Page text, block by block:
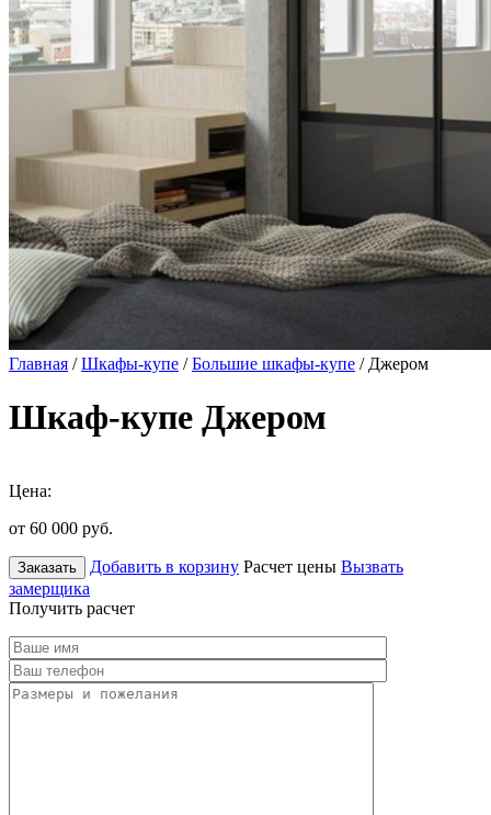
Главная /Шкафы-купе /Большие шкафы-купе / Джером
Шкаф-купе Джером
Цена:
от 60 000 руб.
Заказать Добавить в корзину Расчет цены Вызвать
замерщика
Получить расчет